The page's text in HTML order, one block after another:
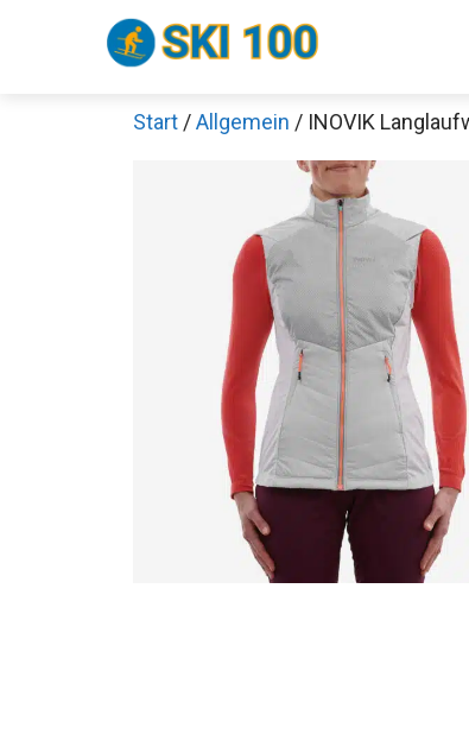
Start /Allgemein / INOVIK